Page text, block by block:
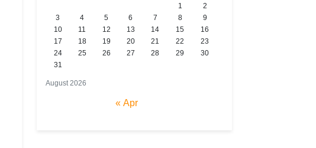
August 2026
1
2
3
4 5 6 7 8
9
10
11 12 13 14 15
16
17
18 19 20 21 22
23
24
25 26 27 28 29
30
31
« Apr